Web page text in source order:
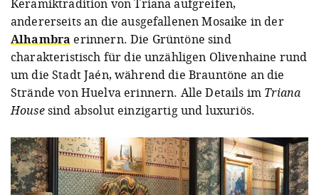
Keramiktradition von Triana aufgreifen,
andererseits an die ausgefallenen Mosaike in der
Alhambra erinnern. Die Grüntöne sind
charakteristisch für die unzähligen Olivenhaine rund
um die Stadt Jaén, während die Brauntöne an die
Strände von Huelva erinnern. Alle Details im Triana
Housesind absolut einzigartig und luxuriös.